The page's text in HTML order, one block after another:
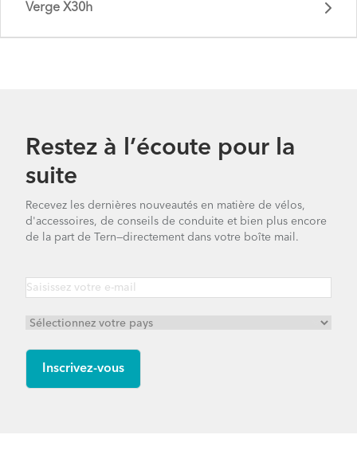
Verge P10 - Gen 2
Verge D9 - Gen 2
Verge X30h
Verge X30h - Gen 1
Restez à l’écoute pour la
suite
Recevez les dernières nouveautés en matière de vélos,
d'accessoires, de conseils de conduite et bien plus encore
de la part de Tern—directement dans votre boîte mail.